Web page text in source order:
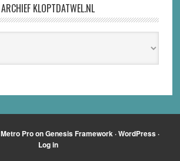
ARCHIEF KLOPTDATWEL.NL
Metro ProonGenesis Framework ·WordPress ·
Log in